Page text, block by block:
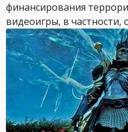
финансирования
видеоигры, в частности,